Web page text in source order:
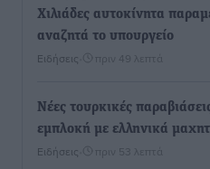
Χιλιάδες αυτοκίνητα
αναζητά το υπουργείο
Ειδήσεις πριν 49 λεπτά
Νέες τουρκικές
εμπλοκή με ελληνικά
Ειδήσεις πριν 53 λεπτά